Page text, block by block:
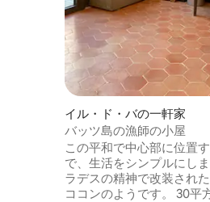
イル・ド・バの一軒家
バッツ島の漁師の小屋
この平和で中心部に位置
で、生活をシンプルにし
ラデスの精神で改装され
ココンのようです。 30平